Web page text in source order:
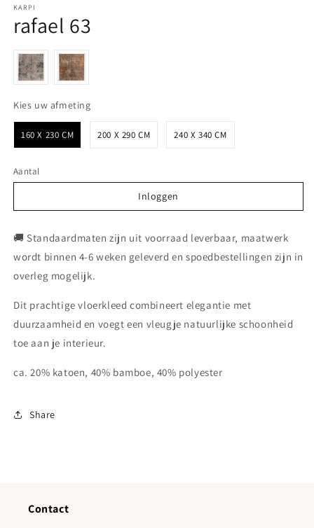
KARPI
rafael 63
Kies uw afmetingKies uw afmeting
160 X 230 CM 200 X 290 CM 240 X 340 CM
Aantal
Inloggen
Inloggen
🚚 Standaardmaten zijn uit voorraad leverbaar, maatwerk
wordt binnen 4-6 weken geleverd en spoedbestellingen zijn in
overleg mogelijk.
Dit prachtige vloerkleed combineert elegantie met
duurzaamheid en voegt een vleugje natuurlijke schoonheid
toe aan je interieur.
ca. 20% katoen, 40% bamboe, 40% polyester
Share
Contact